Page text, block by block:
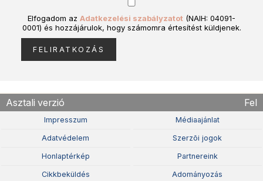
Elfogadom az Adatkezelési szabályzatot (NAIH: 04091-
0001) és hozzájárulok, hogy számomra értesítést küldjenek.
Asztali verzió Fel
Impresszum Médiaajánlat
Adatvédelem Szerzõi jogok
Honlaptérkép Partnereink
Cikkbeküldés Adományozás